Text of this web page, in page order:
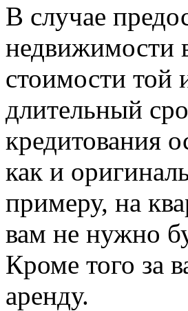
В случае
недвижимости
стоимости той
длительный
кредитования
как и
примеру, на
вам не нужно
Кроме того за
аренду.